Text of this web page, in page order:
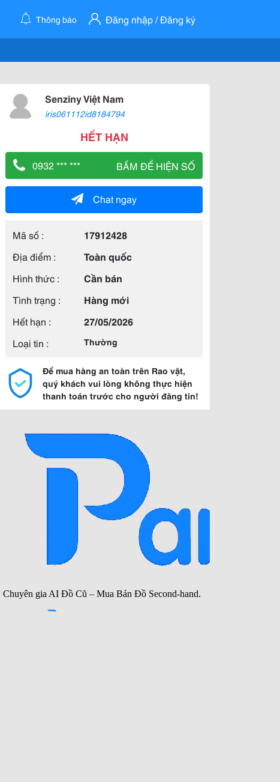
Thông báo Đăng nhập / Đăng ký
Senziny Việt Nam
iris061112id8184794
HẾT HẠN
0932 *** *** BẤM ĐỂ HIỆN SỐ
Chat ngay
Mã số :
17912428
Địa điểm :
Toàn quốc
Hình thức :
Cần bán
Tình trạng :
Hàng mới
Hết hạn :
27/05/2026
Loại tin :
Thường
Để mua hàng an toàn trên Rao vặt,
quý khách vui lòng không thực hiện
thanh toán trước cho người đăng tin!